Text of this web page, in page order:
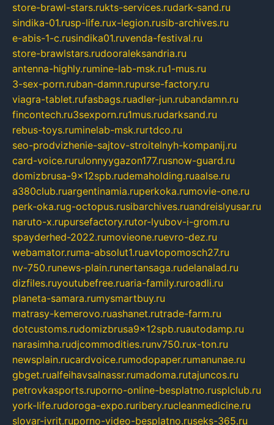
store-brawl-stars.rukts-services.rudark-sand.ru
sindika-01.rusp-life.rux-legion.rusib-archives.ru
e-abis-1-c.rusindika01.ruvenda-festival.ru
store-brawlstars.rudooraleksandria.ru
antenna-highly.rumine-lab-msk.ru1-mus.ru
3-sex-porn.ruban-damn.rupurse-factory.ru
viagra-tablet.rufasbags.ruadler-jun.rubandamn.ru
fincontech.ru3sexporn.ru1mus.rudarksand.ru
rebus-toys.ruminelab-msk.rurtdco.ru
seo-prodvizhenie-sajtov-stroitelnyh-kompanij.ru
card-voice.rurulonnyygazon177.rusnow-guard.ru
domizbrusa-9x12spb.rudemaholding.ruaalse.ru
a380club.ruargentinamia.ruperkoka.rumovie-one.ru
perk-oka.rug-octopus.rusibarchives.ruandreislyusar.ru
naruto-x.rupursefactory.rutor-lyubov-i-grom.ru
spayderhed-2022.rumovieone.ruevro-dez.ru
webamator.ruma-absolut1.ruavtopomosch27.ru
nv-750.runews-plain.runertansaga.rudelanalad.ru
dizfiles.ruyoutubefree.ruaria-family.ruroadli.ru
planeta-samara.rumysmartbuy.ru
matrasy-kemerovo.ruashanet.rutrade-farm.ru
dotcustoms.rudomizbrusa9x12spb.ruautodamp.ru
narasimha.rudjcommodities.runv750.rux-ton.ru
newsplain.rucardvoice.rumodopaper.rumanunae.ru
gbget.rualfeihavsalnassr.rumadoma.rutajuncos.ru
petrovkasports.ruporno-online-besplatno.rusplclub.ru
york-life.rudoroga-expo.ruribery.rucleanmedicine.ru
slovar-ivrit.ruporno-video-besplatno.ruseks-365.ru